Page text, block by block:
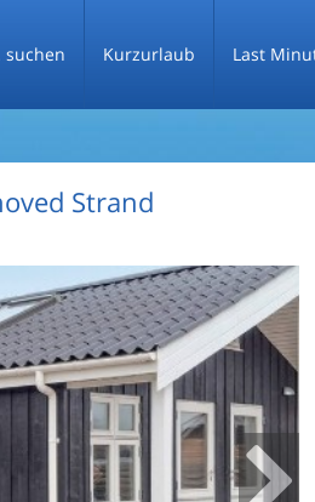
suchen Kurzurlaub Last
Strand